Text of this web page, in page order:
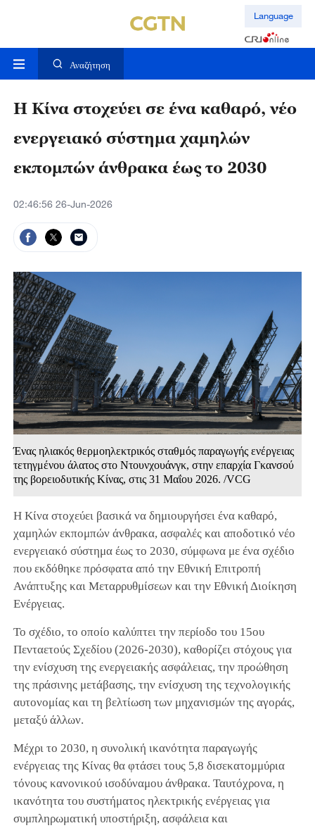
Language
Αναζήτηση
Η Κίνα στοχεύει σε ένα καθαρό, νέο
ενεργειακό σύστημα χαμηλών
εκπομπών άνθρακα έως το 2030
02:46:56 26-Jun-2026
Ένας ηλιακός θερμοηλεκτρικός σταθμός παραγωγής ενέργειας
τετηγμένου άλατος στο Ντουνχουάνγκ, στην επαρχία Γκανσού
της βορειοδυτικής Κίνας, στις 31 Μαΐου 2026. /VCG
Η Κίνα στοχεύει βασικά να δημιουργήσει ένα καθαρό,
χαμηλών εκπομπών άνθρακα, ασφαλές και αποδοτικό νέο
ενεργειακό σύστημα έως το 2030, σύμφωνα με ένα σχέδιο
που εκδόθηκε πρόσφατα από την Εθνική Επιτροπή
Ανάπτυξης και Μεταρρυθμίσεων και την Εθνική Διοίκηση
Ενέργειας.
Το σχέδιο, το οποίο καλύπτει την περίοδο του 15ου
Πενταετούς Σχεδίου (2026-2030), καθορίζει στόχους για
την ενίσχυση της ενεργειακής ασφάλειας, την προώθηση
της πράσινης μετάβασης, την ενίσχυση της τεχνολογικής
αυτονομίας και τη βελτίωση των μηχανισμών της αγοράς,
μεταξύ άλλων.
Μέχρι το 2030, η συνολική ικανότητα παραγωγής
ενέργειας της Κίνας θα φτάσει τους 5,8 δισεκατομμύρια
τόνους κανονικού ισοδύναμου άνθρακα. Ταυτόχρονα, η
ικανότητα του συστήματος ηλεκτρικής ενέργειας για
συμπληρωματική υποστήριξη, ασφάλεια και